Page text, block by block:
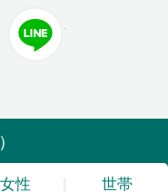
Youtube